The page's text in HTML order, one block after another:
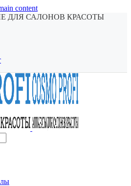
content
ДЛЯ САЛОНОВ КРАСОТЫ